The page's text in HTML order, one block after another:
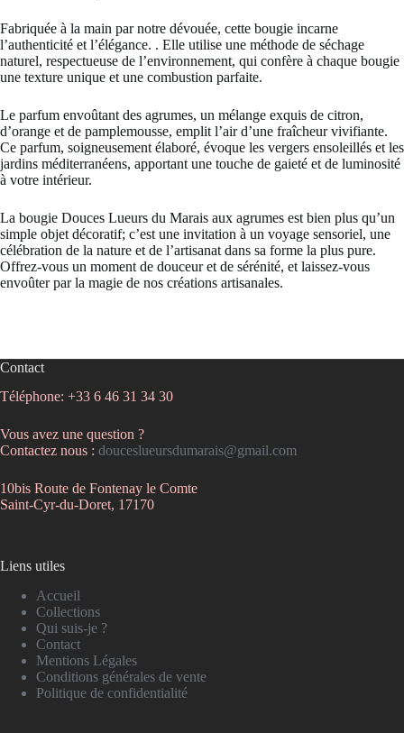
Fabriquée à la main par notre dévouée, cette bougie incarne
l’authenticité et l’élégance. . Elle utilise une méthode de séchage
naturel, respectueuse de l’environnement, qui confère à chaque bougie
une texture unique et une combustion parfaite.
Le parfum envoûtant des agrumes, un mélange exquis de citron,
d’orange et de pamplemousse, emplit l’air d’une fraîcheur vivifiante.
Ce parfum, soigneusement élaboré, évoque les vergers ensoleillés et les
jardins méditerranéens, apportant une touche de gaieté et de luminosité
à votre intérieur.
La bougie Douces Lueurs du Marais aux agrumes est bien plus qu’un
simple objet décoratif; c’est une invitation à un voyage sensoriel, une
célébration de la nature et de l’artisanat dans sa forme la plus pure.
Offrez-vous un moment de douceur et de sérénité, et laissez-vous
envoûter par la magie de nos créations artisanales.
Contact
Téléphone: +33 6 46 31 34 30
Vous avez une question ?
Contactez nous : douceslueursdumarais@gmail.com
10bis Route de Fontenay le Comte
Saint-Cyr-du-Doret, 17170
Liens utiles
Accueil
Collections
Qui suis-je ?
Contact
Mentions Légales
Conditions générales de vente
Politique de confidentialité